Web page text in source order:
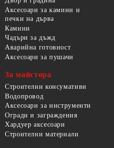
Аксесоари за камини и
печки на дърва
Камини
Чадъри за дъжд
Аварийна готовност
Аксесоари за пушачи
За майстора
Строителни консумативи
Водопровод
Аксесоари за инструменти
Огради и заграждения
Хардуер аксесоари
Строителни материали